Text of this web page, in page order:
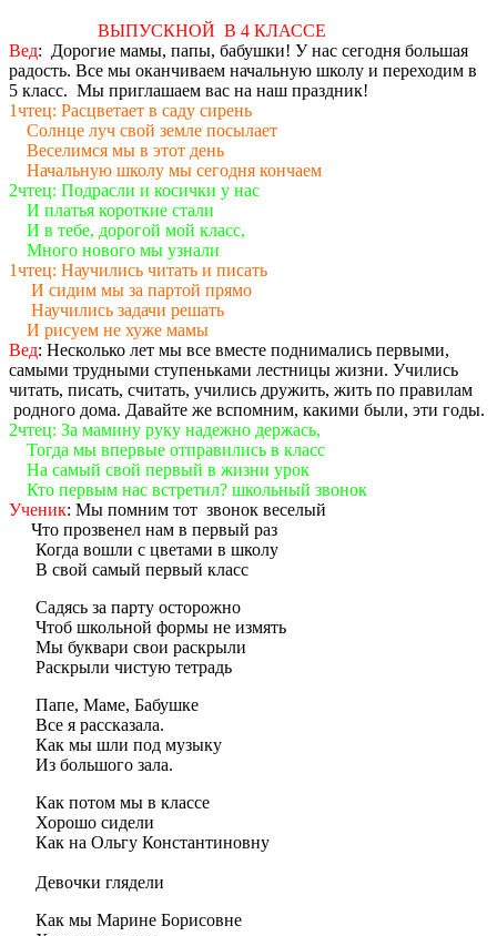
ВЫПУСКНОЙ В 4 КЛАССЕ
Вед: Дорогие мамы, папы, бабушки! У нас сегодня большая
радость. Все мы оканчиваем начальную школу и переходим в
5 класс. Мы приглашаем вас на наш праздник!
1чтец: Расцветает в саду сирень
Солнце луч свой земле посылает
Веселимся мы в этот день
Начальную школу мы сегодня кончаем
2чтец: Подрасли и косички у нас
И платья короткие стали
И в тебе, дорогой мой класс,
Много нового мы узнали
1чтец: Научились читать и писать
И сидим мы за партой прямо
Научились задачи решать
И рисуем не хуже мамы
Вед: Несколько лет мы все вместе поднимались первыми,
самыми трудными ступеньками лестницы жизни. Учились
читать, писать, считать, учились дружить, жить по правилам
родного дома. Давайте же вспомним, какими были, эти годы.
2чтец: За мамину руку надежно держась,
Тогда мы впервые отправились в класс
На самый свой первый в жизни урок
Кто первым нас встретил? школьный звонок
Ученик: Мы помним тот звонок веселый
Что прозвенел нам в первый раз
Когда вошли с цветами в школу
В свой самый первый класс
Садясь за парту осторожно
Чтоб школьной формы не измять
Мы буквари свои раскрыли
Раскрыли чистую тетрадь
Папе, Маме, Бабушке
Все я рассказала.
Как мы шли под музыку
Из большого зала.
Как потом мы в классе
Хорошо сидели
Как на Ольгу Константиновну
Девочки глядели
Как мы Марине Борисовне